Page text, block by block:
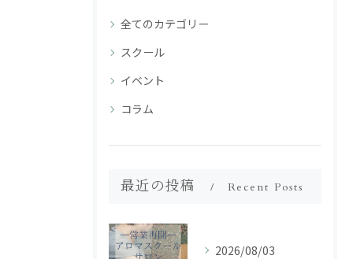
全てのカテゴリー
スクール
イベント
コラム
最近の投稿 Recent Posts
2026/08/03